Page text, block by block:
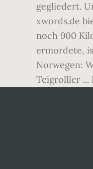
gegliedert.
xwords.de
noch 900
ermordete,
Norwegen:
Teigrolller ...